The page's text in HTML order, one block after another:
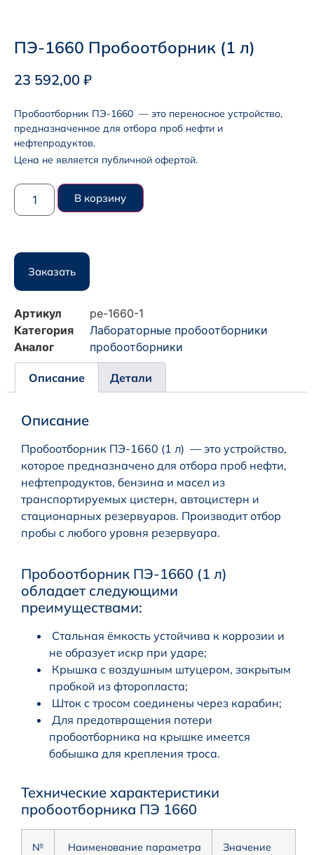
ПЭ-1660 Пробоотборник (1 л)
23 592,00 ₽
Пробоотборник ПЭ-1660 — это переносное устройство,
предназначенное для отбора проб нефти и
нефтепродуктов.
Цена не является публичной офертой.
В корзину
Заказать
Артикул
pe-1660-1
Категория
Лабораторные пробоотборники
Аналог
пробоотборники
Описание Детали
Описание
Пробоотборник ПЭ-1660 (1 л) — это устройство,
которое предназначено для отбора проб нефти,
нефтепродуктов, бензина и масел из
транспортируемых цистерн, автоцистерн и
стационарных резервуаров. Производит отбор
пробы с любого уровня резервуара.
Пробоотборник ПЭ-1660 (1 л)
обладает следующими
преимуществами:
Стальная ёмкость устойчива к коррозии и
не образует искр при ударе;
Крышка с воздушным штуцером, закрытым
пробкой из фторопласта;
Шток с тросом соединены через карабин;
Для предотвращения потери
пробоотборника на крышке имеется
бобышка для крепления троса.
Технические характеристики
пробоотборника ПЭ 1660
№ Наименование параметра Значение